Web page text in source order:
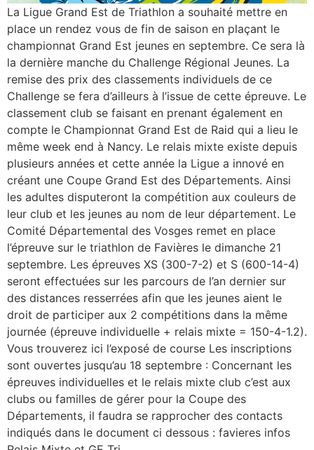
La Ligue Grand Est de Triathlon a souhaité mettre en
place un rendez vous de fin de saison en plaçant le
championnat Grand Est jeunes en septembre. Ce sera là
la dernière manche du Challenge Régional Jeunes. La
remise des prix des classements individuels de ce
Challenge se fera d’ailleurs à l’issue de cette épreuve. Le
classement club se faisant en prenant également en
compte le Championnat Grand Est de Raid qui a lieu le
même week end à Nancy. Le relais mixte existe depuis
plusieurs années et cette année la Ligue a innové en
créant une Coupe Grand Est des Départements. Ainsi
les adultes disputeront la compétition aux couleurs de
leur club et les jeunes au nom de leur département. Le
Comité Départemental des Vosges remet en place
l’épreuve sur le triathlon de Favières le dimanche 21
septembre. Les épreuves XS (300-7-2) et S (600-14-4)
seront effectuées sur les parcours de l’an dernier sur
des distances resserrées afin que les jeunes aient le
droit de participer aux 2 compétitions dans la même
journée (épreuve individuelle + relais mixte = 150-4-1.2).
Vous trouverez ici l’exposé de course Les inscriptions
sont ouvertes jusqu’au 18 septembre : Concernant les
épreuves individuelles et le relais mixte club c’est aux
clubs ou familles de gérer pour la Coupe des
Départements, il faudra se rapprocher des contacts
indiqués dans le document ci dessous : favieres infos